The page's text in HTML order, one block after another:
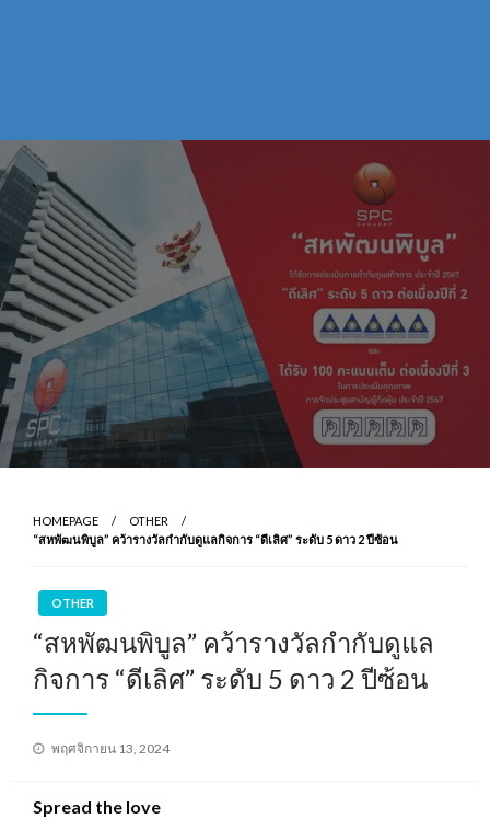
HOMEPAGE
OTHER
“สหพัฒนพิบูล” คว้ารางวัลกำกับดูแลกิจการ “ดีเลิศ” ระดับ 5 ดาว 2 ปีซ้อน
OTHER
“สหพัฒนพิบูล” คว้ารางวัลกำกับดูแล
กิจการ “ดีเลิศ” ระดับ 5 ดาว 2 ปีซ้อน
Posted
พฤศจิกายน 13, 2024
Spread the love